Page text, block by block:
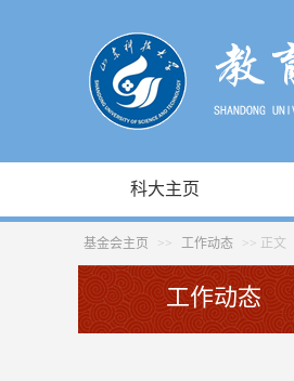
科大主页
基金会主页 >> 工作动态 >> 正文
工作动态